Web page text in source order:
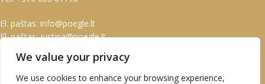
We value your privacy
We use cookies to enhance your browsing experience,
El. paštas: info@poegle.lt
El. paštas:justina@poegle.lt
INFORMACIJA